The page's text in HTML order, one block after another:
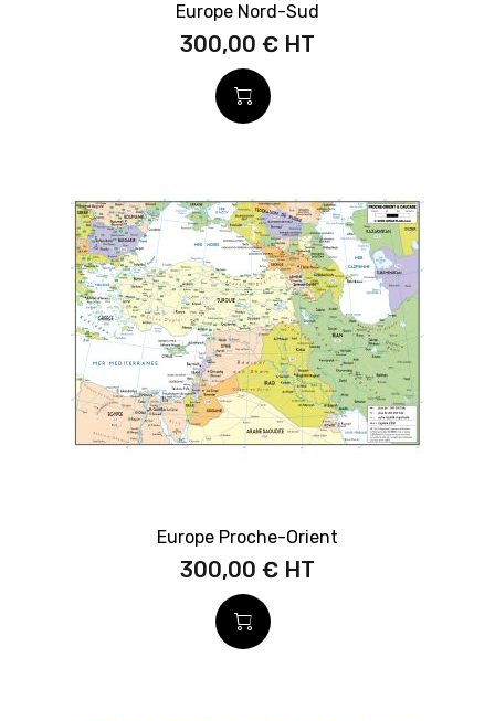
Europe Nord-Sud
300,00 €
Europe Proche-Orient
300,00 €